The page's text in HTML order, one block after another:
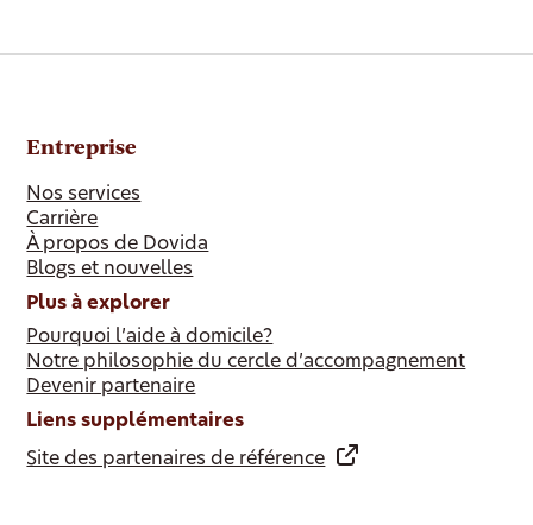
Entreprise
Nos services
Carrière
À propos de Dovida
Blogs et nouvelles
Plus à explorer
Pourquoi l’aide à domicile?
Notre philosophie du cercle d’accompagnement
Devenir partenaire
Liens supplémentaires
Site des partenaires de référence